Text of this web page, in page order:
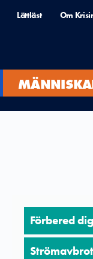
Lättläst Om
Förbered dig